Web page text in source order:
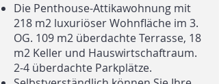
Die Penthouse-Attikawohnung mit
218 m2 luxuriöser Wohnfläche im 3.
OG. 109 m2 überdachte Terrasse, 18
m2 Keller und Hauswirtschaftraum.
2-4 überdachte Parkplätze.